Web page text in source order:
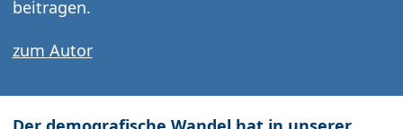
beitragen.
zum Autor